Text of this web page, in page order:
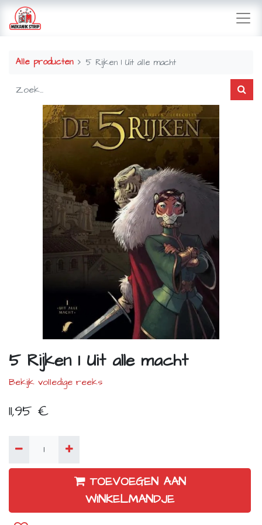
Alle producten 5 Rijken 1 Uit alle macht
5 Rijken 1 Uit alle macht
Bekijk volledige reeks
11,95 €
TOEVOEGEN AAN
WINKELMANDJE